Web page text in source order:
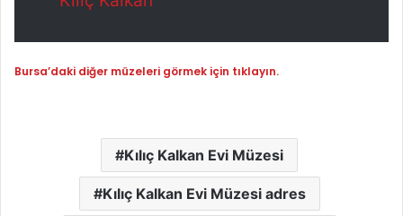
Bursa’daki diğer müzeleri görmek için tıklayın.
Kılıç Kalkan Evi Müzesi
Kılıç Kalkan Evi Müzesi adres